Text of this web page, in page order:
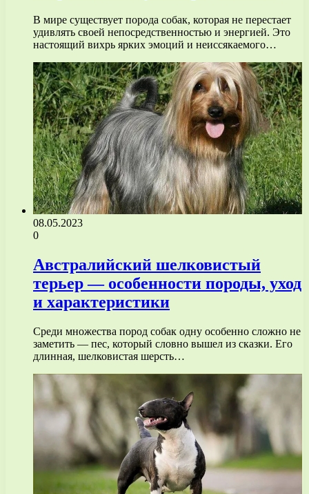
В мире существует порода собак, которая не перестает
удивлять своей непосредственностью и энергией. Это
настоящий вихрь ярких эмоций и неиссякаемого…
08.05.2023
0
Австралийский шелковистый
терьер — особенности породы, уход
и характеристики
Среди множества пород собак одну особенно сложно не
заметить — пес, который словно вышел из сказки. Его
длинная, шелковистая шерсть…